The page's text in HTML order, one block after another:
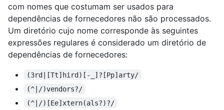
com nomes que costumam ser usados para
dependências de fornecedores não são processados.
Um diretório cujo nome corresponde às seguintes
expressões regulares é considerado um diretório de
dependências de fornecedores:
(3rd|[Tt]hird)[-_]?[Pp]arty/
(^|/)vendors?/
(^|/)[Ee]xtern(als?)?/